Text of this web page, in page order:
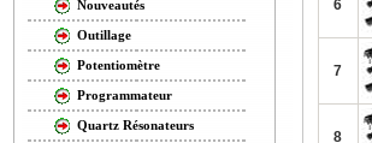
Nouveautés
Outillage
Potentiomètre
Programmateur
Quartz Résonateurs
6
7
8